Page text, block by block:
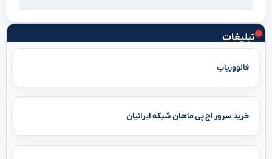
تبلیغات
فالووریاب
خرید سرور اچ پی ماهان شبکه ایرانیان